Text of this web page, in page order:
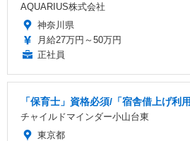
AQUARIUS株式会社
神奈川県
月給27万円～50万円
正社員
「保育士」資格必須/「宿舎借上げ
チャイルドマインダー小山台東
東京都